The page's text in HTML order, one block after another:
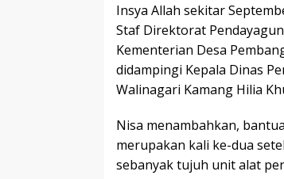
Insya Allah sekitar
Staf Direktorat
Kementerian Desa
didampingi Kepala Dinas
Walinagari Kamang Hilia
Nisa menambahkan,
merupakan kali ke-dua
sebanyak tujuh unit alat